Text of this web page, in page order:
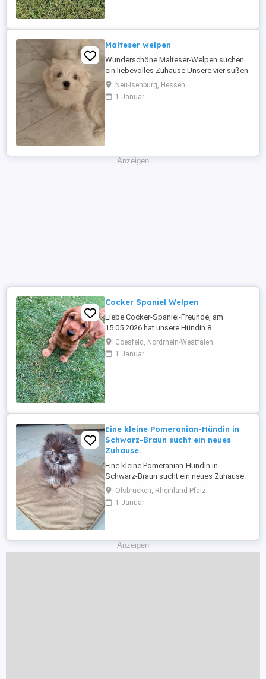
Malteser welpen
Wunderschöne Malteser-Welpen suchen
ein liebevolles Zuhause Unsere vier süßen
Malteser-Welpen (alles Rüden) suchen ein
liebevolles Zuhause. Die Kleinen wurden
am 15.05.2026 geboren und wachsen bei
Neu-Isenburg, Hessen
1 Januar
Anzeigen
Cocker Spaniel Welpen
Liebe Cocker-Spaniel-Freunde, am
15.05.2026 hat unsere Hündin 8
wunderschöne und kerngesunde Cocker-
Spaniel-Welpen zur Welt gebracht 2
Rüden und 6 Hündinnen. Die Welpen sind
Coesfeld, Nordrhein-Westfalen
1 Januar
Eine kleine Pomeranian-Hündin in
Schwarz-Braun sucht ein neues
Zuhause.
Eine kleine Pomeranian-Hündin in
Schwarz-Braun sucht ein neues Zuhause.
Sie ist gesund, hat alle Impfungen
erhalten und wird mit einem tierärztlichen
Attest über ihren guten
widmen kann, die sie verdient; sie liebt
Kinder und versteht ...
Olsbrücken, Rheinland-Pfalz
1 Januar
Anzeigen